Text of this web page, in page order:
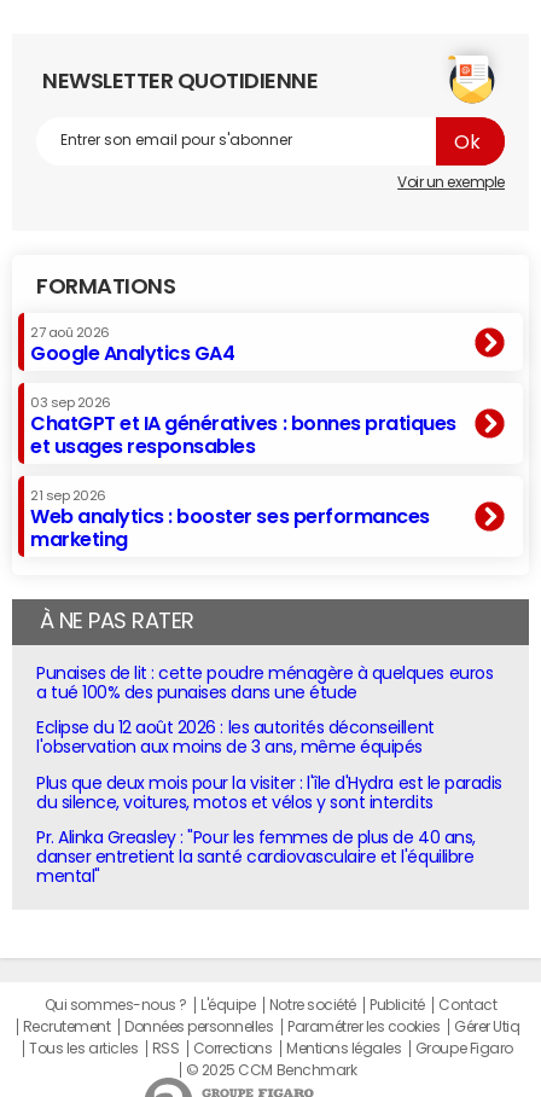
NEWSLETTER QUOTIDIENNE
Voir un exemple
FORMATIONS
27 aoû 2026
Google Analytics GA4
03 sep 2026
ChatGPT et IA génératives : bonnes pratiques
et usages responsables
21 sep 2026
Web analytics : booster ses performances
marketing
À NE PAS RATER
Punaises de lit : cette poudre ménagère à quelques euros
a tué 100% des punaises dans une étude
Eclipse du 12 août 2026 : les autorités déconseillent
l'observation aux moins de 3 ans, même équipés
Plus que deux mois pour la visiter : l'île d'Hydra est le paradis
du silence, voitures, motos et vélos y sont interdits
Pr. Alinka Greasley : "Pour les femmes de plus de 40 ans,
danser entretient la santé cardiovasculaire et l'équilibre
mental"
Qui sommes-nous ? L'équipe Notre société Publicité
Contact
Recrutement
Données personnelles Paramétrer les cookies
Gérer Utiq
Tous les articles
RSS Corrections Mentions légales
Groupe Figaro
© 2025 CCM Benchmark